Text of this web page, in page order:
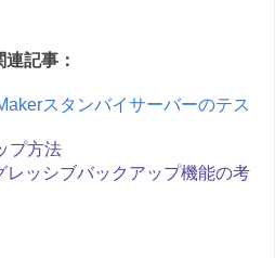
記事：
スタンバイサーバーのテス
プ方法
レッシブバックアップ機能の考